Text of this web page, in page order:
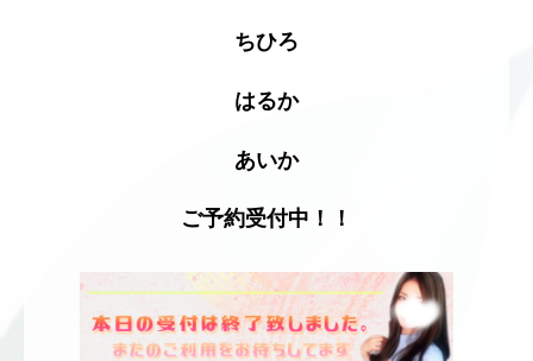
ちひろ
はるか
あいか
ご予約受付中！ ！